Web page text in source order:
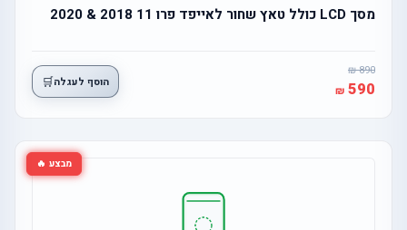
מסך LCD כולל טאץ שחור לאייפד פרו 11 2018 & 2020
890
590 הוסף לעגלה🛒
מבצע 🔥